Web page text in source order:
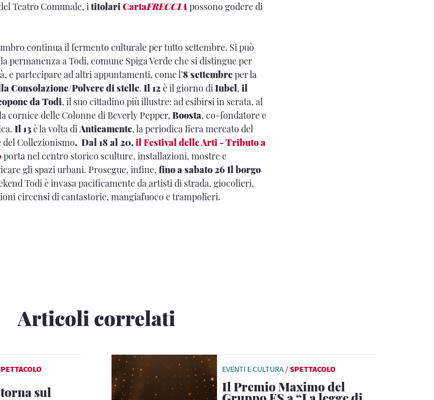
Teatro Comunale, ititolariCartaFRECCIA possono godere di
continua il fermento culturale per tutto settembre. Si può
permanenza a Todi, comune Spiga Verde che si distingue per
e partecipare ad altri appuntamenti, come l’8 settembreper la
Consolazione/Polvere di stelle. Il 12è il giorno diIubel, il
da Todi, il suo cittadino più illustre: ad esibirsi in serata, al
cornice delle Colonne di Beverly Pepper, Boosta, co-fondatore e
Il 13è la volta diAnticamente, la periodica fiera mercato del
Collezionismo. Dal 18 al 20,il Festival delle Arti - Tributo a
porta nel centro storico sculture, installazioni, mostre e
gli spazi urbani. Prosegue, infine, fino a sabato 26Il borgo
Todi è invasa pacificamente da artisti di strada, giocolieri,
circensi di cantastorie, mangiafuoco e trampolieri.
Articoli correlati
sul
EVENTI E CULTURA /SPETTACOLO
Il Premio Maximo del